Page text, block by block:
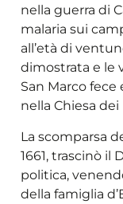
nella guerra di
malaria sui
all’età di
dimostrata e le
San Marco
nella Chiesa dei
La scomparsa
1661, trascinò il
politica,
della famiglia